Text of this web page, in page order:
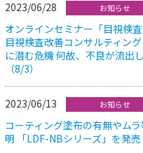
2023/06/28 お知らせ
オンラインセミナー「目視検
目視検査改善コンサルティン
に潜む危機 何故、不良が流出
（8/3）
2023/06/13 お知らせ
コーティング塗布の有無やム
明 「LDF-NBシリーズ」を発売